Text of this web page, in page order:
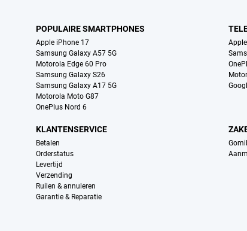
POPULAIRE SMARTPHONES
Apple iPhone 17
Samsung Galaxy A57 5G
Motorola Edge 60 Pro
Samsung Galaxy S26
Samsung Galaxy A17 5G
Motorola Moto G87
OnePlus Nord 6
KLANTENSERVICE
Betalen
Orderstatus
Levertijd
Verzending
Ruilen & annuleren
Garantie & Reparatie